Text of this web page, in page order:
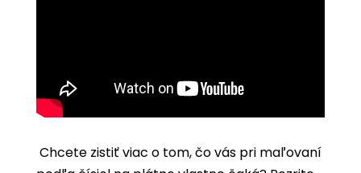
Chcete zistiť viac o tom, čo vás pri maľovaní